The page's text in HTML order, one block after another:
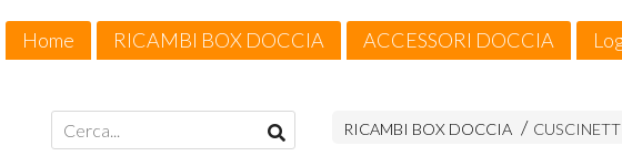
Home RICAMBI BOX DOCCIA ACCESSORI DOCCIA
RICAMBI BOX DOCCIA